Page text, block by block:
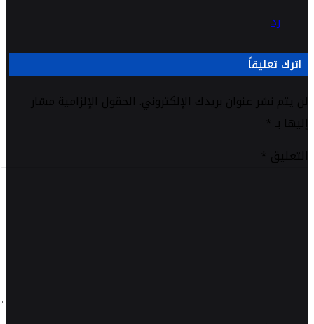
رد
اترك تعليقاً
لن يتم نشر عنوان بريدك الإلكتروني. الحقول الإلزامية مشار
إليها بـ *
التعليق *